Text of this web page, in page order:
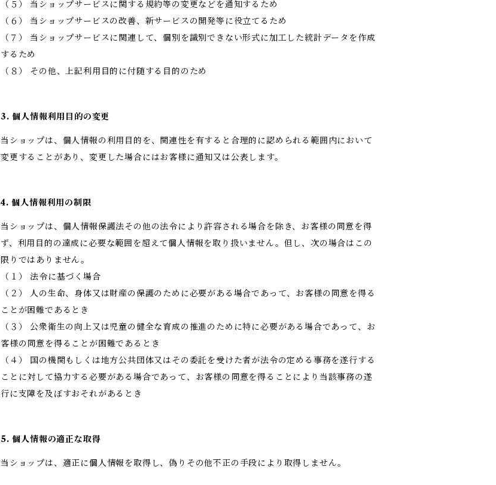
（５） 当ショップサービスに関する規約等の変更などを通知するため
（６） 当ショップサービスの改善、新サービスの開発等に役立てるため
（７） 当ショップサービスに関連して、個別を識別できない形式に加工した統計データを作成
するため
（８） その他、上記利用目的に付随する目的のため
3. 個人情報利用目的の変更
当ショップは、個人情報の利用目的を、関連性を有すると合理的に認められる範囲内において
変更することがあり、変更した場合にはお客様に通知又は公表します。
4. 個人情報利用の制限
当ショップは、個人情報保護法その他の法令により許容される場合を除き、お客様の同意を得
ず、利用目的の達成に必要な範囲を超えて個人情報を取り扱いません。但し、次の場合はこの
限りではありません。
（１） 法令に基づく場合
（２） 人の生命、身体又は財産の保護のために必要がある場合であって、お客様の同意を得る
ことが困難であるとき
（３） 公衆衛生の向上又は児童の健全な育成の推進のために特に必要がある場合であって、お
客様の同意を得ることが困難であるとき
（４） 国の機関もしくは地方公共団体又はその委託を受けた者が法令の定める事務を遂行する
ことに対して協力する必要がある場合であって、お客様の同意を得ることにより当該事務の遂
行に支障を及ぼすおそれがあるとき
5. 個人情報の適正な取得
当ショップは、適正に個人情報を取得し、偽りその他不正の手段により取得しません。